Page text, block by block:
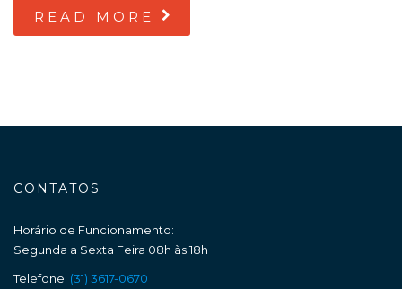
READ MORE
CONTATOS
Horário de Funcionamento:
Segunda a Sexta Feira 08h às 18h
Telefone: (31) 3617-0670